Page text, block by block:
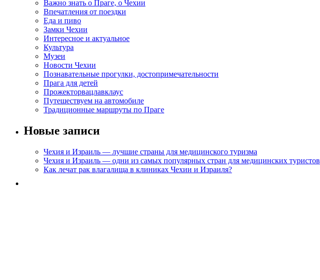
Важно знать о Праге, о Чехии
Впечатления от поездки
Еда и пиво
Замки Чехии
Интересное и актуальное
Культура
Музеи
Новости Чехии
Познавательные прогулки, достопримечательности
Прага для детей
Прожекторвацлавклаус
Путешествуем на автомобиле
Традиционные маршруты по Праге
Новые записи
Чехия и Израиль — лучшие страны для медицинского туризма
Чехия и Израиль — одни из самых популярных стран для медицинских туристов
Как лечат рак влагалища в клиниках Чехии и Израиля?